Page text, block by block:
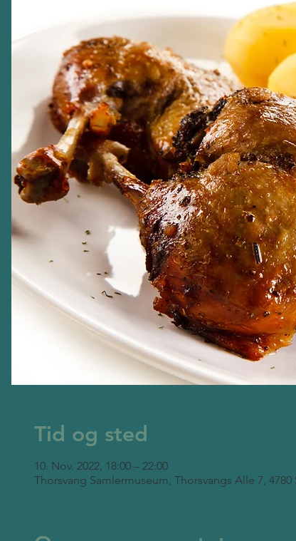
Tid og sted
10. Nov. 2022, 18:00 – 22:00
Thorsvang Samlermuseum, Thorsvangs Alle 7,